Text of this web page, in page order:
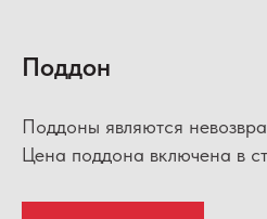
Поддон
Поддоны являются
Цена поддона включена в